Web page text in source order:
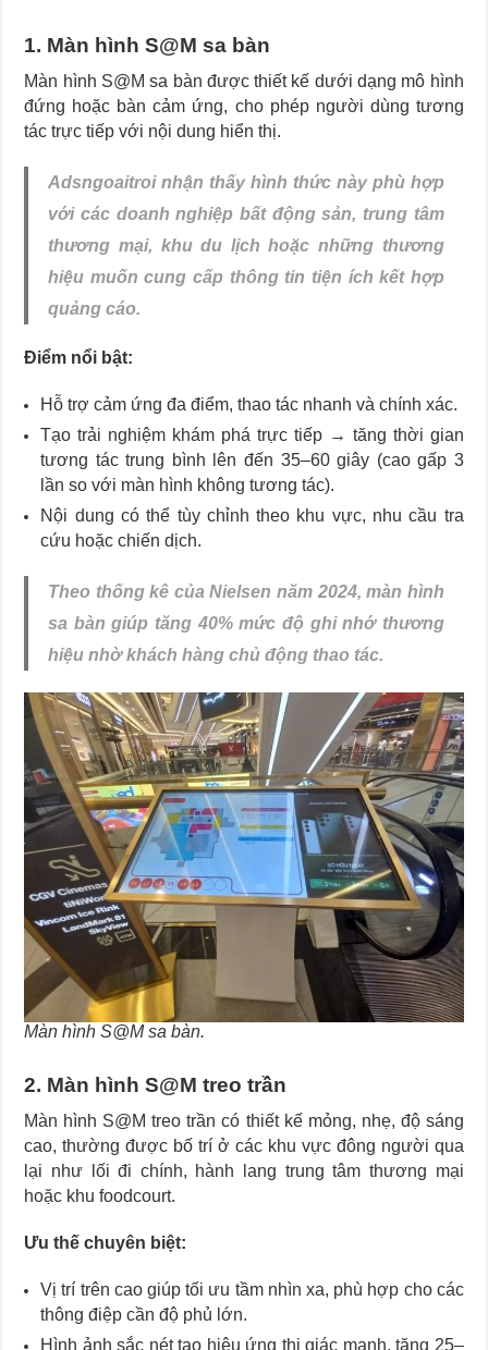
1. Màn hình S@M sa bàn
Màn hình S@M sa bàn được thiết kế dưới dạng mô hình
đứng hoặc bàn cảm ứng, cho phép người dùng tương
tác trực tiếp với nội dung hiển thị.
Adsngoaitroi nhận thấy hình thức này phù hợp
với các doanh nghiệp bất động sản, trung tâm
thương mại, khu du lịch hoặc những thương
hiệu muốn cung cấp thông tin tiện ích kết hợp
quảng cáo.
Điểm nổi bật:
Hỗ trợ cảm ứng đa điểm, thao tác nhanh và chính xác.
Tạo trải nghiệm khám phá trực tiếp → tăng thời gian
tương tác trung bình lên đến 35–60 giây (cao gấp 3
lần so với màn hình không tương tác).
Nội dung có thể tùy chỉnh theo khu vực, nhu cầu tra
cứu hoặc chiến dịch.
Theo thống kê của Nielsen năm 2024, màn hình
sa bàn giúp tăng 40% mức độ ghi nhớ thương
hiệu nhờ khách hàng chủ động thao tác.
Màn hình S@M sa bàn.
2. Màn hình S@M treo trần
Màn hình S@M treo trần có thiết kế mỏng, nhẹ, độ sáng
cao, thường được bố trí ở các khu vực đông người qua
lại như lối đi chính, hành lang trung tâm thương mại
hoặc khu foodcourt.
Ưu thế chuyên biệt:
Vị trí trên cao giúp tối ưu tầm nhìn xa, phù hợp cho các
thông điệp cần độ phủ lớn.
Hình ảnh sắc nét tạo hiệu ứng thị giác mạnh, tăng 25–